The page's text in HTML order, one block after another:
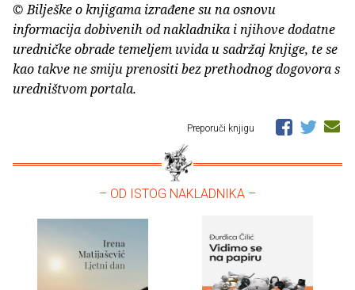
© Bilješke o knjigama izrađene su na osnovu
informacija dobivenih od nakladnika i njihove dodatne
uredničke obrade temeljem uvida u sadržaj knjige, te se
kao takve ne smiju prenositi bez prethodnog dogovora s
uredništvom portala.
Preporuči knjigu
– OD ISTOG NAKLADNIKA –